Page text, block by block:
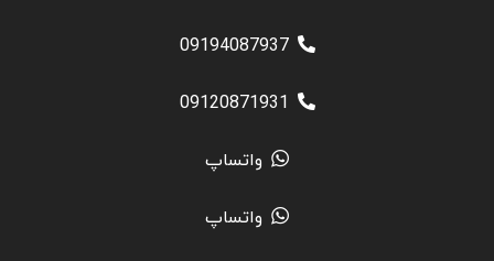
09194087937
09120871931
واتساپ
واتساپ